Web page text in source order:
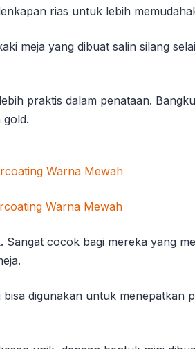
rias untuk lebih
meja yang dibuat salin silang
praktis dalam penataan.
cocok bagi mereka yang
digunakan untuk